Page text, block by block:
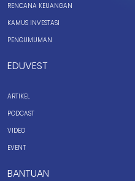
RENCANA KEUANGAN
KAMUS INVESTASI
PENGUMUMAN
EDUVEST
ARTIKEL
PODCAST
VIDEO
EVENT
BANTUAN